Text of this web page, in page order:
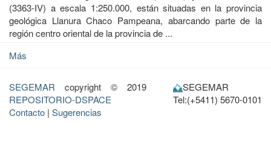
(3363-IV) a escala 1:250.000, están situadas en la provincia
geológica Llanura Chaco Pampeana, abarcando parte de la
región centro oriental de la provincia de ...
Más
SEGEMAR copyright © 2019
REPOSITORIO-DSPACE
Contacto | Sugerencias
SEGEMAR
Tel:(+5411) 5670-0101